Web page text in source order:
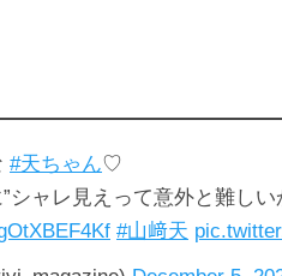
#天ちゃん♡
”シャレ見えって意外と難し
#山﨑天